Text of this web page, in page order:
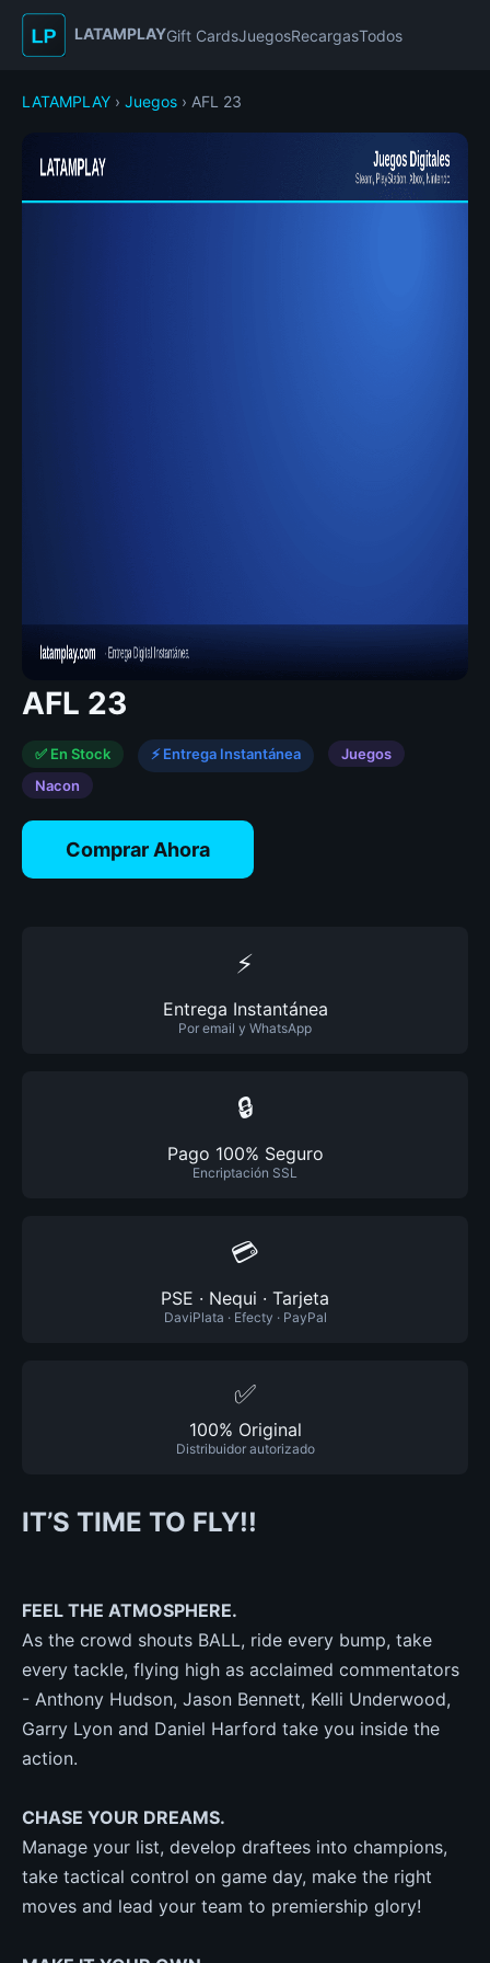
LATAMPLAYGift CardsJuegosRecargasTodos
LATAMPLAY › Juegos › AFL 23
AFL 23
✅ En Stock ⚡ Entrega Instantánea
Juegos
Nacon
Comprar Ahora
⚡
Entrega Instantánea
Por email y WhatsApp
🔒
Pago 100% Seguro
Encriptación SSL
💳
PSE · Nequi · Tarjeta
DaviPlata · Efecty · PayPal
✅
100% Original
Distribuidor autorizado
IT’S TIME TO FLY!!
FEEL THE ATMOSPHERE.
As the crowd shouts BALL, ride every bump, take
every tackle, flying high as acclaimed commentators
- Anthony Hudson, Jason Bennett, Kelli Underwood,
Garry Lyon and Daniel Harford take you inside the
action.
CHASE YOUR DREAMS.
Manage your list, develop draftees into champions,
take tactical control on game day, make the right
moves and lead your team to premiership glory!